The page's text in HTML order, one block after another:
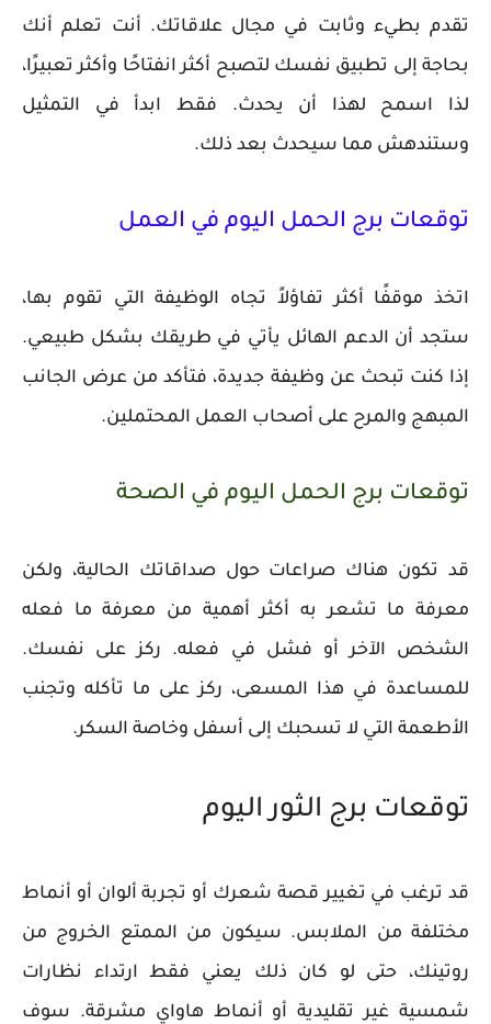
تقدم بطيء وثابت في مجال علاقاتك. أنت تعلم أنك
بحاجة إلى تطبيق نفسك لتصبح أكثر انفتاحًا وأكثر تعبيرًا،
لذا اسمح لهذا أن يحدث. فقط ابدأ في التمثيل
وستندهش مما سيحدث بعد ذلك.
توقعات برج الحمل اليوم في العمل
اتخذ موقفًا أكثر تفاؤلاً تجاه الوظيفة التي تقوم بها،
ستجد أن الدعم الهائل يأتي في طريقك بشكل طبيعي.
إذا كنت تبحث عن وظيفة جديدة، فتأكد من عرض الجانب
المبهج والمرح على أصحاب العمل المحتملين.
توقعات برج الحمل اليوم في الصحة
قد تكون هناك صراعات حول صداقاتك الحالية، ولكن
معرفة ما تشعر به أكثر أهمية من معرفة ما فعله
الشخص الآخر أو فشل في فعله. ركز على نفسك.
للمساعدة في هذا المسعى، ركز على ما تأكله وتجنب
الأطعمة التي لا تسحبك إلى أسفل وخاصة السكر.
توقعات برج الثور اليوم
قد ترغب في تغيير قصة شعرك أو تجربة ألوان أو أنماط
مختلفة من الملابس. سيكون من الممتع الخروج من
روتينك، حتى لو كان ذلك يعني فقط ارتداء نظارات
شمسية غير تقليدية أو أنماط هاواي مشرقة. سوف